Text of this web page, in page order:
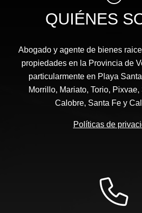
QUIÉNES
Abogado y agente de bienes
propiedades en la Provincia de
particularmente en Playa
Morrillo, Mariato, Torio,
Calobre, Santa Fe y
Políticas de